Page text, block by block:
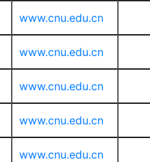
www.cnu.edu.cn
www.cnu.edu.cn
www.cnu.edu.cn
www.cnu.edu.cn
www.cnu.edu.cn